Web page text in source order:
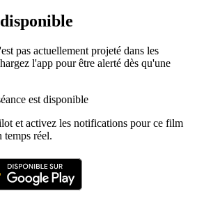
pas actuellement projeté dans les
l'app pour être alerté dès qu'une
est disponible
et activez les notifications pour ce film
réel.